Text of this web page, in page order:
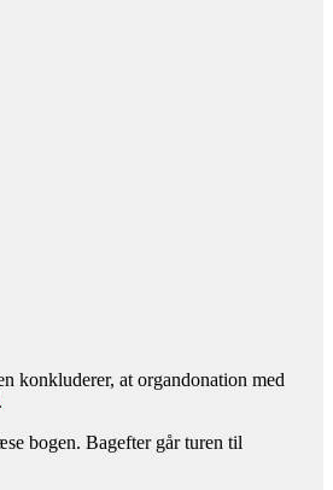
konkluderer, at organdonation med
.
bogen. Bagefter går turen til